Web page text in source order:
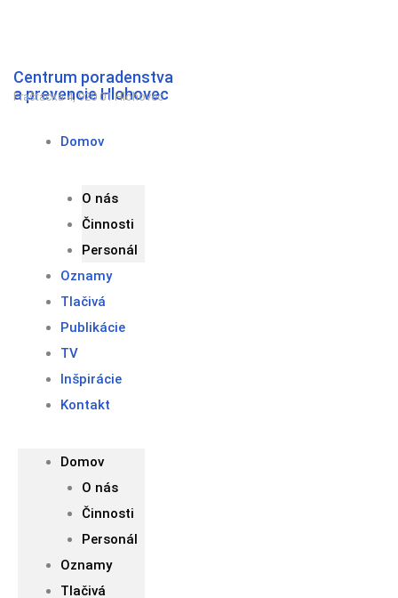
Centrum poradenstva
a prevencie Hlohovec
Fraštacká 4, 920 01 Hlohovec
Domov
O nás
Činnosti
Personál
Oznamy
Tlačivá
Publikácie
TV
Inšpirácie
Kontakt
Domov
O nás
Činnosti
Personál
Oznamy
Tlačivá